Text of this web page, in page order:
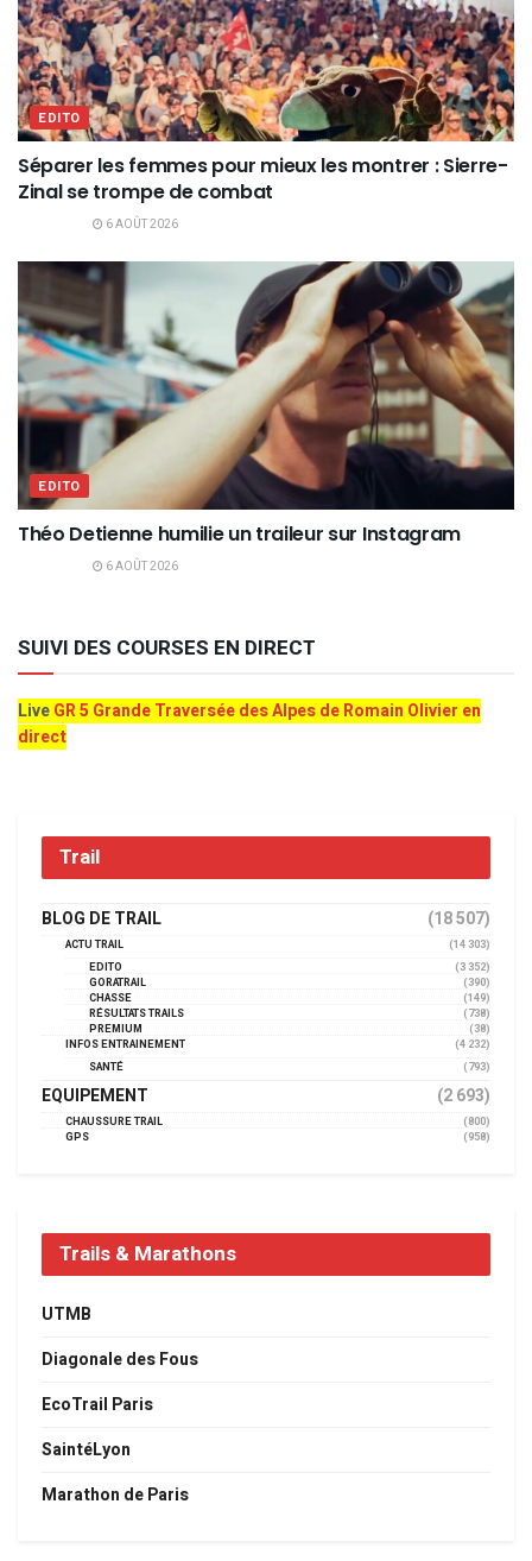
EDITO
Séparer les femmes pour mieux les montrer : Sierre-
Zinal se trompe de combat
6 AOÛT 2026
EDITO
Théo Detienne humilie un traileur sur Instagram
6 AOÛT 2026
SUIVI DES COURSES EN DIRECT
LiveGR 5 Grande Traversée des Alpes de Romain Olivier en
direct
Trail
BLOG DE TRAIL (18 507)
ACTU TRAIL
(14 303)
EDITO
(3 352)
GORATRAIL
(390)
CHASSE
(149)
RÉSULTATS TRAILS
(738)
PREMIUM
(38)
INFOS ENTRAINEMENT
(4 232)
SANTÉ
(793)
EQUIPEMENT (2 693)
CHAUSSURE TRAIL
(800)
GPS
(958)
Trails & Marathons
UTMB
Diagonale des Fous
EcoTrail Paris
SaintéLyon
Marathon de Paris